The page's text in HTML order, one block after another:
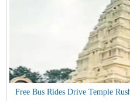
Free Bus Rides Drive Temple